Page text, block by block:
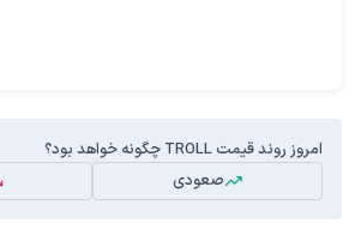
امروز روند قیمت TROLL چگونه خواهد بود؟
صعودی